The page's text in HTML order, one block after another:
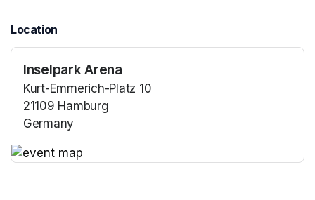
Location
Inselpark Arena
Kurt-Emmerich-Platz 10
21109 Hamburg
Germany